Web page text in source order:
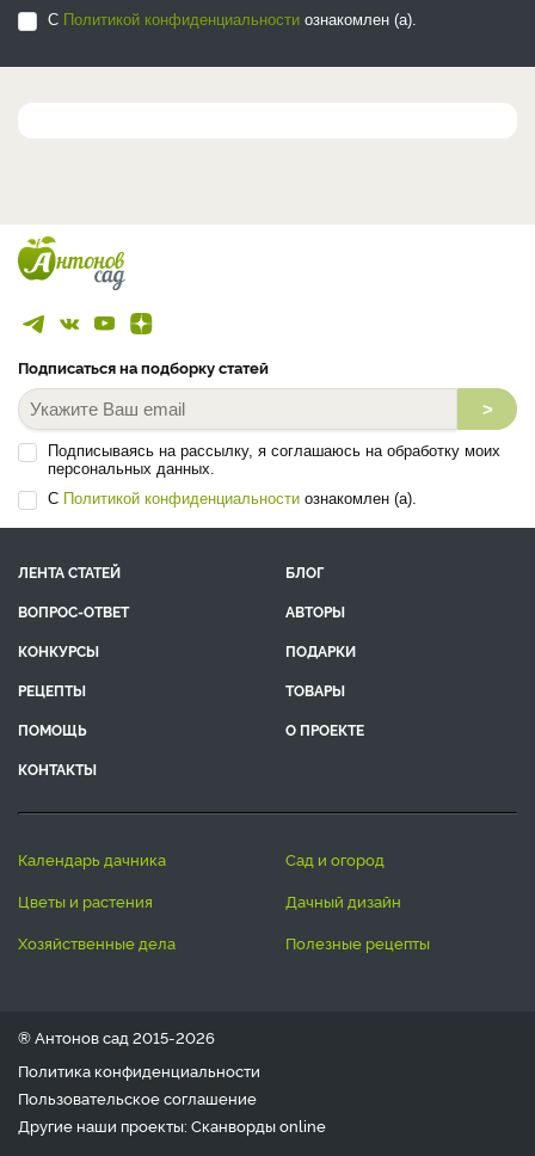
С Политикой конфиденциальности ознакомлен (а).
Подписаться на подборку статей
>
Подписываясь на рассылку, я соглашаюсь на обработку моих
персональных данных.
С Политикой конфиденциальности ознакомлен (а).
ЛЕНТА СТАТЕЙ
БЛОГ
ВОПРОС-ОТВЕТ
АВТОРЫ
КОНКУРСЫ
ПОДАРКИ
РЕЦЕПТЫ
ТОВАРЫ
ПОМОЩЬ
О ПРОЕКТЕ
КОНТАКТЫ
календарь дачника
сад и огород
цветы и растения
дачный дизайн
хозяйственные дела
полезные рецепты
® Антонов сад 2015-2026
Политика конфиденциальности
Пользовательское соглашение
Другие наши проекты: Сканвордыonline